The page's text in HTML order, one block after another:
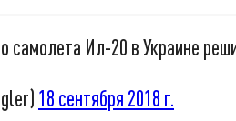
самолета Ил-20 в Украине
18 сентября 2018 г.